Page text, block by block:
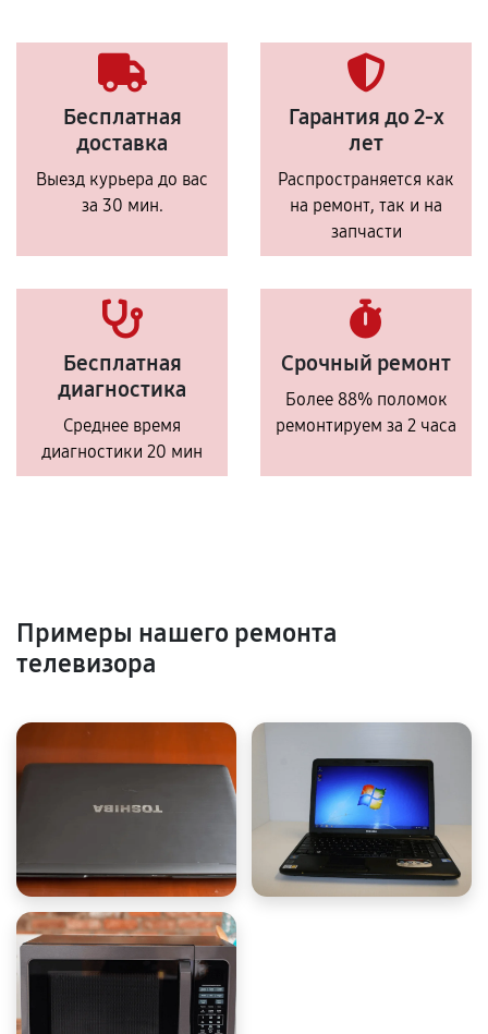
Бесплатная
доставка
Выезд курьера до вас
за 30 мин.
Гарантия до 2-х
лет
Распространяется как
на ремонт, так и на
запчасти
Бесплатная
диагностика
Среднее время
диагностики 20 мин
Срочный ремонт
Более 88% поломок
ремонтируем за 2 часа
Примеры нашего ремонта
телевизора